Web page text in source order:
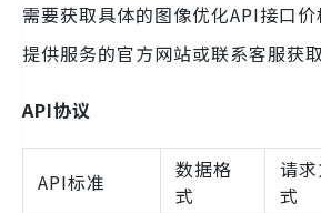
需要获取具体的图像优化API接口
提供服务的官方网站或联系客服获
API协议
API标准
数据格
式
请
式